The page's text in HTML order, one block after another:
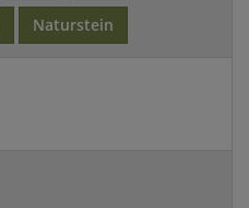
Naturstein